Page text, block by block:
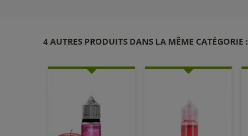
4 AUTRES PRODUITS DANS LA MÊME CATÉGORIE :